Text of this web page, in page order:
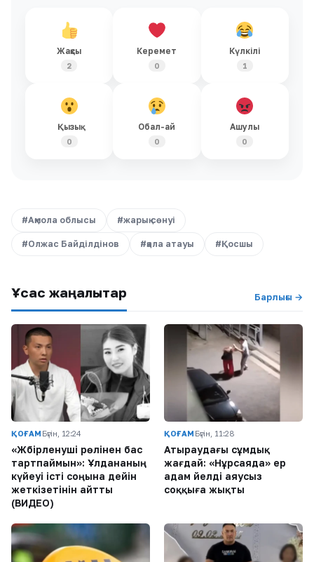
Жақсы
2
Керемет
0
Күлкілі
1
Қызық
0
Обал-ай
0
Ашулы
0
#Ақмола облысы #жарық сөнуі
#Олжас Байділдінов #қала атауы #Қосшы
Ұқсас жаңалықтар Барлығы →
ҚОҒАМ Бүгін, 12:24
«Жәбірленуші рөлінен бас
тартпаймын»: Ұлдананың
күйеуі істі соңына дейін
жеткізетінін айтты
(ВИДЕО)
ҚОҒАМ Бүгін, 11:28
Атыраудағы сұмдық
жағдай: «Нұрсаяда» ер
адам әйелді аяусыз
соққыға жықты